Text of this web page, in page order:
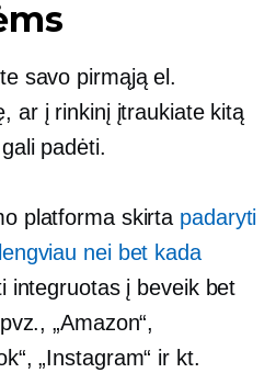
savo pirmąją el.
ar į rinkinį įtraukiate kitą
padėti.
platforma skirta padaryti
nei bet kada
integruotas į beveik bet
„Amazon“,
„Instagram“ ir kt.